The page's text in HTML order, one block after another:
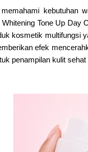
kebutuhan
Tone Up Day
kosmetik multifungsi
efek
penampilan kulit